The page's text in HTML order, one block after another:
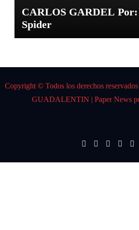
CARLOS GARDEL
Spider
Copyright © Todos los derechos
GUADALENTIN | Paper News